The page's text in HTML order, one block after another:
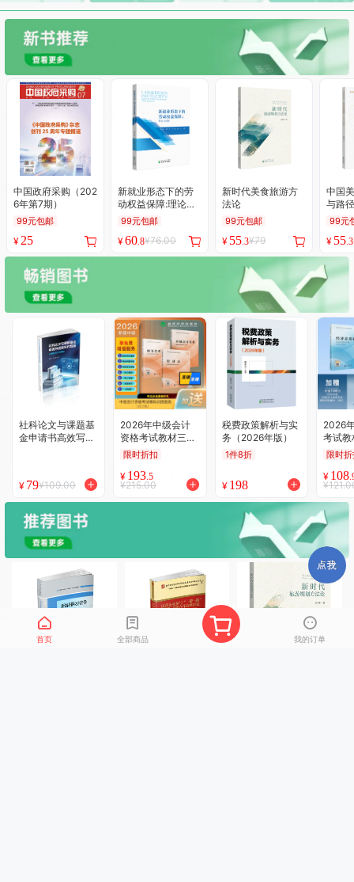
中国政府采购（202
6年第7期）
99元包邮
¥ 25
新就业形态下的劳
动权益保障:理论与
实践
99元包邮
¥60.8¥76.00
新时代美食旅游方
法论
99元包邮
¥ 55.3¥79
中国
与路径
99元
¥ 55.3
社科论文与课题基
金申请书高效写作
¥ 79¥109.00
2026年中级会计
资格考试教材三科
全套 中级会计实务
84元+财务管理63
元+经济法68元 加
赠价值99元/科 模
拟训练服务
限时折扣
¥ 193.5
¥215.00
税费政策解析与实
务（2026年版）
1件8折
¥ 198
2026
考试
（初
元+经
元+套
导图
限时
¥ 108
首页 全部商品 我的订单